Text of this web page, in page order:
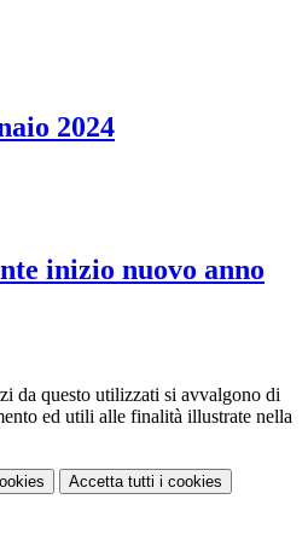
2024
inizio nuovo anno
da questo utilizzati si avvalgono di
ed utili alle finalità illustrate nella
Accetta tutti i cookies